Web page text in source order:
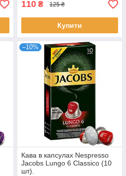
110 ₴ 125 ₴
Купити
–10%
Кава в капсулах Nespresso
Jacobs Lungo 6 Classico (10
шт).